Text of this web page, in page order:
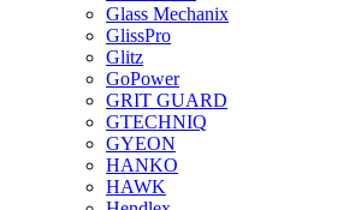
Glass Mechanix
GlissPro
Glitz
GoPower
GRIT GUARD
GTECHNIQ
GYEON
HANKO
HAWK